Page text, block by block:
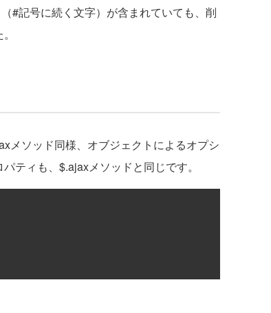
#記号に続く文字）が含まれていても、削
メソッド同様、オブジェクトによるオプシ
ティも、$.ajaxメソッドと同じです。